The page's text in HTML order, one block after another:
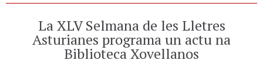
La XLV Selmana de les Lletres
Asturianes programa un actu na
Biblioteca Xovellanos